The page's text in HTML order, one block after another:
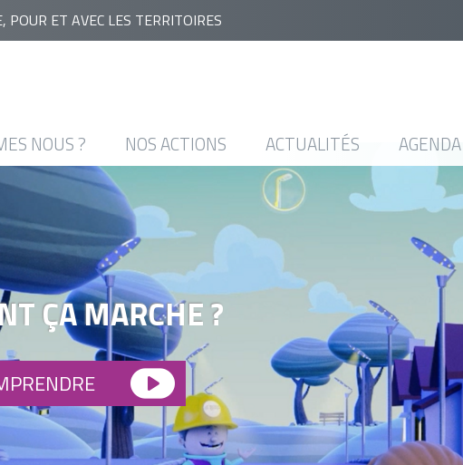
POUR ET AVEC LES TERRITOIRES
NOUS ? NOS ACTIONS ACTUALITÉS AGENDA
ÇA MARCHE ?